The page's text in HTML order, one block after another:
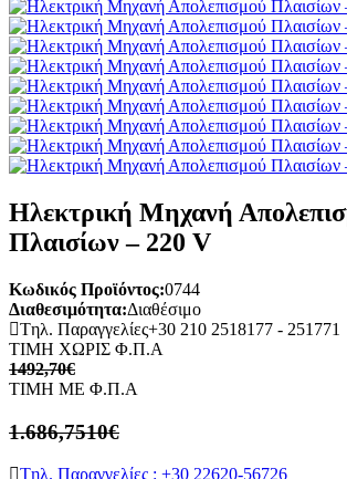
Ηλεκτρική Μηχανή
Πλαισίων – 220 V
Κωδικός Προϊόντος:0744
Διαθεσιμότητα:Διαθέσιμο
Tηλ. Παραγγελίες+30 210 2518177 - 251771
ΤΙΜΗ ΧΩΡΙΣ Φ.Π.Α
1492,70€
ΤΙΜΗ ME Φ.Π.Α
1.686,7510€
Tηλ. Παραγγελίες : +30 22620-56726